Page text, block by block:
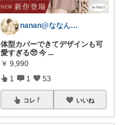
nanan@ななんぶろぐ。☕️🌿‬
体型カバーできてデザインも可
愛すぎる🥺 今 ...
￥ 9,990
1 1 53
コレ いいね